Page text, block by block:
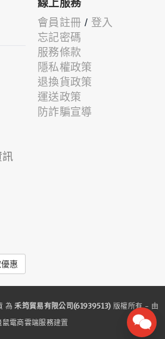
線上服務
會員註冊 / 登入
忘記密碼
服務條款
隱私權政策
退換貨政策
運送政策
防詐騙宣導
惠
為禾筠貿易有限公司(61939513) 版權所有 - 由
鼠電商雲端服務建置